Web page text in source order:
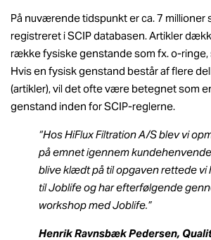
På nuværende tidspunkt er ca. 7 millioner
registreret i SCIP databasen. Artikler
række fysiske genstande som fx. o-ringe,
Hvis en fysisk genstand består af flere
(artikler), vil det ofte være betegnet som
genstand inden for SCIP-reglerne.
“Hos HiFlux Filtration A/S blev vi
på emnet igennem
blive klædt på til opgaven rettede
til Joblife og har efterfølgende
workshop med Joblife.”
Henrik Ravnsbæk Pedersen,